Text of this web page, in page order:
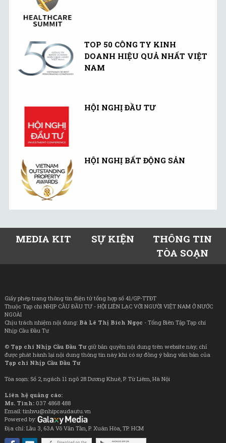
TOP 50 CÔNG TY KINH
DOANH HIỆU QUẢ NHẤT VIỆT
NAM
HỘI NGHỊ ĐẦU TƯ
HỘI NGHỊ BẤT ĐỘNG SẢN
MEDIA KIT SỰ KIỆN
THÔNG TIN
TÒA SOẠN
Giấy phép trang thông tin điện tử tổng hợp số 41/GP-TTĐT
Thuộc Tạp chí NHỊP CẦU ĐẦU TƯ - HỘI LIÊN LẠC VỚI NGƯỜI VIỆT NAM Ở NƯỚC
NGOÀI
Chịu trách nhiệm nội dung: Bà Lê Thị Bích Ngọc - Tổng Biên Tập Tạp chí
Nhịp Cầu Đầu Tư
© Tạp chí Nhịp Cầu Đầu Tưgiữ bản quyền nội dung trên website này; chỉ
được phát hành lại nội dung thông tin này khi có sự đồng ý bằng văn bản của
Tạp chí Nhịp Cầu Đầu Tư
Tòa soạn: Số 2, ngách 11 ngõ 28 Dương Khuê, P. Từ Liêm, Hà Nội
Liên hệ quảng cáo:
Ms. Tình: 037 4868 488
Email: tinhvu@nhipcaudautu.vn
Powered by:
Địa chỉ: Lầu 3, 63A Võ Văn Tần, P. Xuân Hòa, TP. HCM